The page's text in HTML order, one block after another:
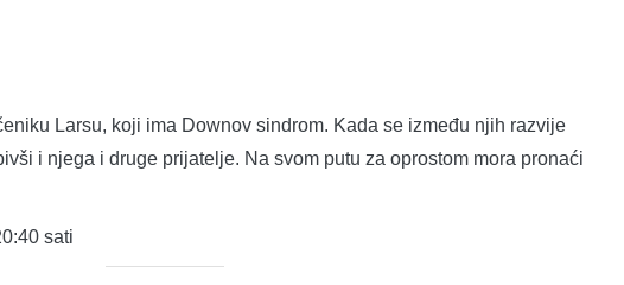
Larsu, koji ima Downov sindrom. Kada se između njih razvije
i njega i druge prijatelje. Na svom putu za oprostom mora pronaći
sati